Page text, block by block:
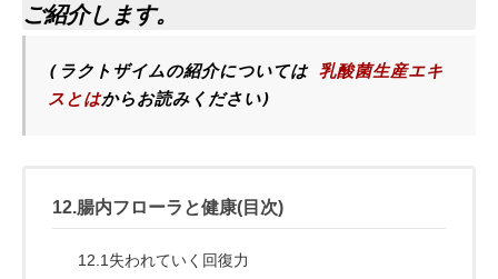
ご紹介します。
(ラクトザイムの紹介については 乳酸菌生産エキ
スとはからお読みください)
12.腸内フローラと健康(目次)
12.1失われていく回復力